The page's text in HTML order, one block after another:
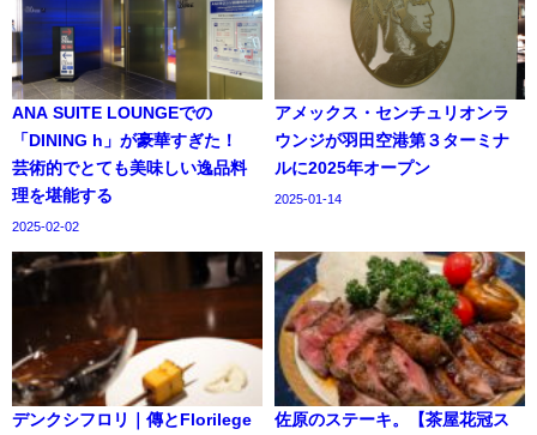
ANA SUITE LOUNGEでの
「DINING h」が豪華すぎた！
芸術的でとても美味しい逸品料
理を堪能する
2025-02-02
アメックス・センチュリオンラ
ウンジが羽田空港第３ターミナ
ルに2025年オープン
2025-01-14
デンクシフロリ｜傳とFlorilege
佐原のステーキ。【茶屋花冠ス